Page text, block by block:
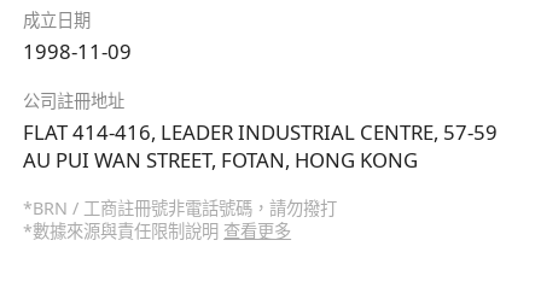
成立日期
1998-11-09
公司註冊地址
FLAT 414-416, LEADER INDUSTRIAL CENTRE, 57-59
AU PUI WAN STREET, FOTAN, HONG KONG
*BRN / 工商註冊號非電話號碼，請勿撥打
*數據來源與責任限制說明 查看更多